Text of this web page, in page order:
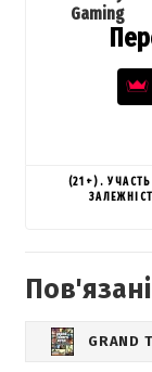
Gaming
(21+).
GRAND